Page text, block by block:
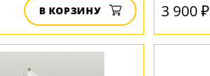
В КОРЗИНУ 3 900 ₽